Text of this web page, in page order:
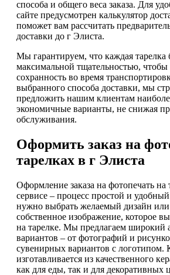
способа и общего веса заказа. Для
сайте предусмотрен калькулятор
поможет вам рассчитать
доставки до г Элиста.
Мы гарантируем, что каждая тарелка
максимальной тщательностью, чтобы
сохранность во время
выбранного способа доставки, мы
предложить нашим клиентам
экономичные варианты, не снижая
обслуживания.
Оформить заказ на
тарелках в г Элиста
Оформление заказа на фотопечать на
сервисе – процесс простой и
нужно выбрать желаемый дизайн или
собственное изображение, которое
на тарелке. Мы предлагаем широкий
вариантов – от фотографий и
сувенирных вариантов с логотипом.
изготавливается из качественного
как для еды, так и для декоративных